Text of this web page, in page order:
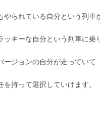
られている自分という列車
キーな自分という列車に乗
ジョンの自分が走っていて
持って選択していけます。